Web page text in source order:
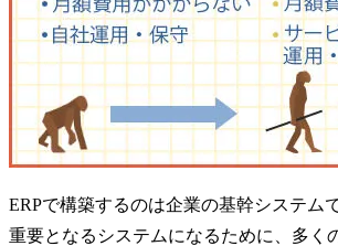
ERPで構築するのは企業の基幹システム
重要となるシステムになるために、多く